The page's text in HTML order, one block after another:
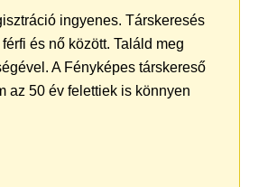
ingyenes. Társkeresés
és nő között. Találd meg
A Fényképes társkereső
az 50 év felettiek is könnyen